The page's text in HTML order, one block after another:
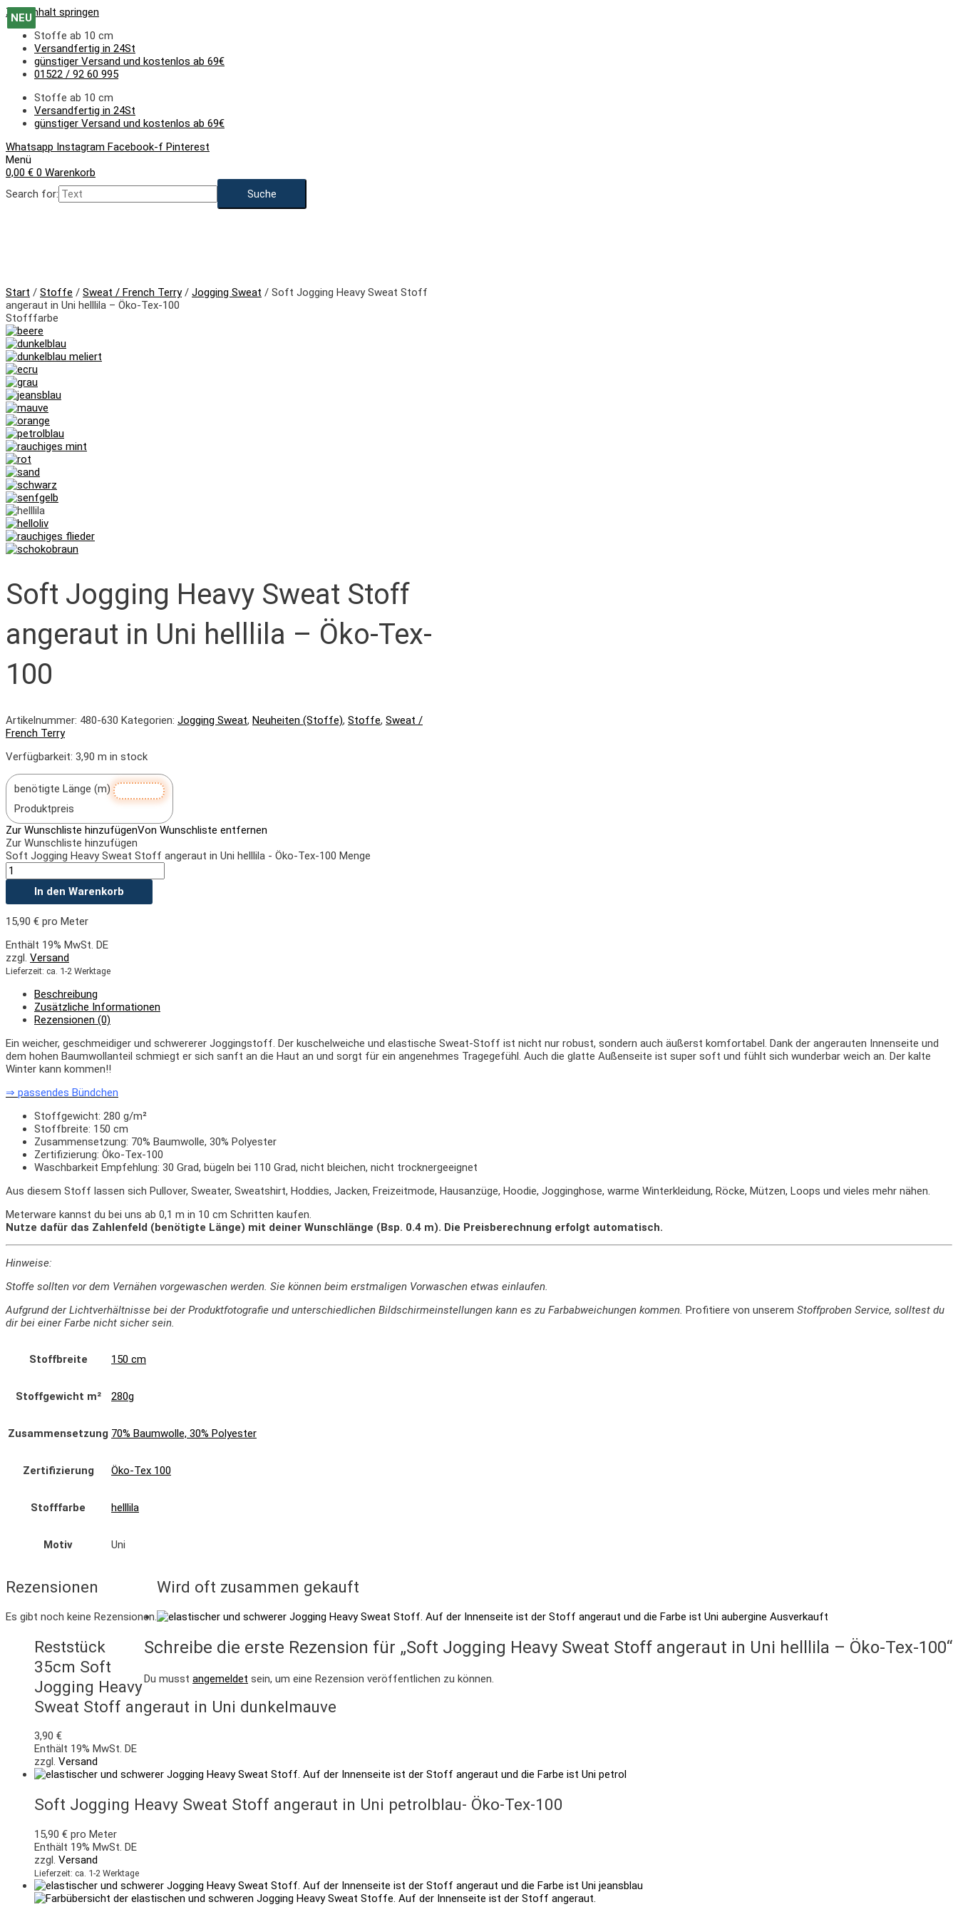
Zum Inhalt springen
Stoffe ab 10 cm
Versandfertig in 24St
günstiger Versand und kostenlos ab 69€
01522 / 92 60 995
Stoffe ab 10 cm
Versandfertig in 24St
günstiger Versand und kostenlos ab 69€
Whatsapp Instagram Facebook-f Pinterest
Menü
0,00 € 0 Warenkorb
Search for:
Start / Stoffe / Sweat / French Terry/ Jogging Sweat / Soft Jogging Heavy Sweat Stoff
angeraut in Uni helllila – Öko-Tex-100
Stofffarbe
Soft Jogging Heavy Sweat Stoff
angeraut in Uni helllila – Öko-Tex-
100
Artikelnummer: 480-630 Kategorien: Jogging Sweat, Neuheiten (Stoffe), Stoffe, Sweat /
French Terry
Verfügbarkeit: 3,90 m in stock
benötigte Länge (m)
Produktpreis
Zur Wunschliste hinzufügenVon Wunschliste entfernen
Zur Wunschliste hinzufügen
Soft Jogging Heavy Sweat Stoff angeraut in Uni helllila - Öko-Tex-100 Menge
In den Warenkorb
15,90 € pro Meter
Enthält 19% MwSt. DE
zzgl. Versand
Lieferzeit: ca. 1-2 Werktage
Beschreibung
Zusätzliche Informationen
Rezensionen (0)
Ein weicher, geschmeidiger und schwererer Joggingstoff. Der kuschelweiche und elastische Sweat-Stoff ist nicht nur robust, sondern auch äußerst komfortabel. Dank der angerauten Innenseite und
dem hohen Baumwollanteil schmiegt er sich sanft an die Haut an und sorgt für ein angenehmes Tragegefühl. Auch die glatte Außenseite ist super soft und fühlt sich wunderbar weich an. Der kalte
Winter kann kommen!!
⇒ passendes Bündchen
Stoffgewicht: 280 g/m²
Stoffbreite: 150 cm
Zusammensetzung: 70% Baumwolle, 30% Polyester
Zertifizierung: Öko-Tex-100
Waschbarkeit Empfehlung: 30 Grad, bügeln bei 110 Grad, nicht bleichen, nicht trocknergeeignet
Aus diesem Stoff lassen sich Pullover, Sweater, Sweatshirt, Hoddies, Jacken, Freizeitmode, Hausanzüge, Hoodie, Jogginghose, warme Winterkleidung, Röcke, Mützen, Loops und vieles mehr nähen.
Meterware kannst du bei uns ab 0,1 m in 10 cm Schritten kaufen.
Nutze dafür das Zahlenfeld (benötigte Länge) mit deiner Wunschlänge (Bsp. 0.4 m). Die Preisberechnung erfolgt automatisch.
Hinweise:
Stoffe sollten vor dem Vernähen vorgewaschen werden. Sie können beim erstmaligen Vorwaschen etwas einlaufen.
Aufgrund der Lichtverhältnisse bei der Produktfotografie und unterschiedlichen Bildschirmeinstellungen kann es zu Farbabweichungen kommen. Profitiere von unserem Stoffproben Service, solltest du
dir bei einer Farbe nicht sicher sein.
Stoffbreite 150 cm
Stoffgewicht m² 280g
Zusammensetzung 70% Baumwolle, 30% Polyester
Zertifizierung Öko-Tex 100
Stofffarbe helllila
Motiv Uni
Rezensionen
Es gibt noch keine Rezensionen.
Schreibe die erste Rezension für „Soft Jogging Heavy Sweat Stoff angeraut in Uni helllila – Öko-Tex-100“
Du musst angemeldet sein, um eine Rezension veröffentlichen zu können.
Wird oft zusammen gekauft
Ausverkauft
Reststück
35cm Soft
Jogging Heavy
Sweat Stoff angeraut in Uni dunkelmauve
3,90 €
Enthält 19% MwSt. DE
zzgl. Versand
NEU
Soft Jogging Heavy Sweat Stoff angeraut in Uni petrolblau- Öko-Tex-100
15,90 € pro Meter
Enthält 19% MwSt. DE
zzgl. Versand
Lieferzeit: ca. 1-2 Werktage
NEU
NEU
NEU
NEU
NEU
NEU
NEU
NEU
NEU
NEU